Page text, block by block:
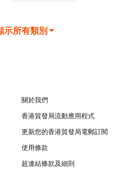
示所有類別
關於我們
香港貿發局流動應用程式
更新您的香港貿發局電郵訂閱
使用條款
超連結條款及細則